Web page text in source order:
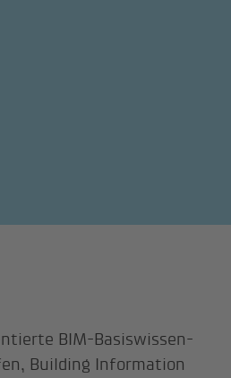
BIM-Basiswissen-
Building Information